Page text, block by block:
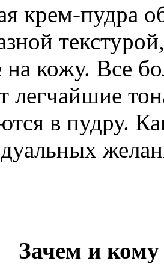
крем-пудра
на кожу. Все
легчайшие
в пудру.
Зачем и